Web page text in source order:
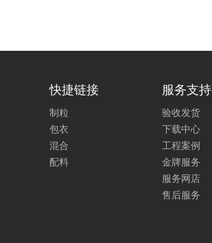
快捷链接
制粒
包衣
混合
配料
服务支持
验收发货
下载中心
工程案例
金牌服务
服务网店
售后服务